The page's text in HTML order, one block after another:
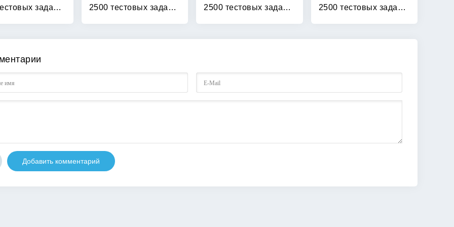
2500 тестовых заданий по математике: 2 класс 2500 тестовых заданий по математике: 3 класс 2500 тестовых заданий по математике: 4 класс 2500 тестовых заданий по русскому языку: 1 класс